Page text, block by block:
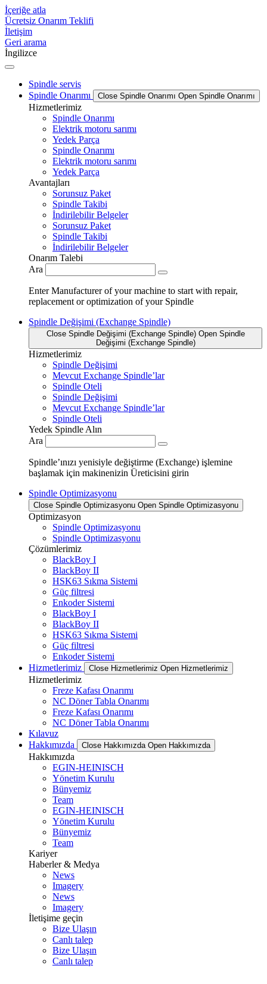
İçeriğe atla
Ücretsiz Onarım Teklifi
İletişim
Geri arama
İngilizce
Spindle servis
Spindle Onarımı
Close Spindle Onarımı Open Spindle Onarımı
Hizmetlerimiz
Spindle Onarımı
Elektrik motoru sarımı
Yedek Parça
Spindle Onarımı
Elektrik motoru sarımı
Yedek Parça
Avantajları
Sorunsuz Paket
Spindle Takibi
İndirilebilir Belgeler
Sorunsuz Paket
Spindle Takibi
İndirilebilir Belgeler
Onarım Talebi
Ara
Enter Manufacturer of your machine to start with repair,
replacement or optimization of your Spindle
Spindle Değişimi (Exchange Spindle)
Close Spindle Değişimi (Exchange Spindle) Open Spindle
Değişimi (Exchange Spindle)
Hizmetlerimiz
Spindle Değişimi
Mevcut Exchange Spindle’lar
Spindle Oteli
Spindle Değişimi
Mevcut Exchange Spindle’lar
Spindle Oteli
Yedek Spindle Alın
Ara
Spindle’ınızı yenisiyle değiştirme (Exchange) işlemine
başlamak için makinenizin Üreticisini girin
Spindle Optimizasyonu
Close Spindle Optimizasyonu Open Spindle Optimizasyonu
Optimizasyon
Spindle Optimizasyonu
Spindle Optimizasyonu
Çözümlerimiz
BlackBoy I
BlackBoy II
HSK63 Sıkma Sistemi
Güç filtresi
Enkoder Sistemi
BlackBoy I
BlackBoy II
HSK63 Sıkma Sistemi
Güç filtresi
Enkoder Sistemi
Hizmetlerimiz
Close Hizmetlerimiz Open Hizmetlerimiz
Hizmetlerimiz
Freze Kafası Onarımı
NC Döner Tabla Onarımı
Freze Kafası Onarımı
NC Döner Tabla Onarımı
Kılavuz
Hakkımızda
Close Hakkımızda Open Hakkımızda
Hakkımızda
EGIN-HEINISCH
Yönetim Kurulu
Bünyemiz
Team
EGIN-HEINISCH
Yönetim Kurulu
Bünyemiz
Team
Kariyer
Haberler & Medya
News
Imagery
News
Imagery
İletişime geçin
Bize Ulaşın
Canlı talep
Bize Ulaşın
Canlı talep